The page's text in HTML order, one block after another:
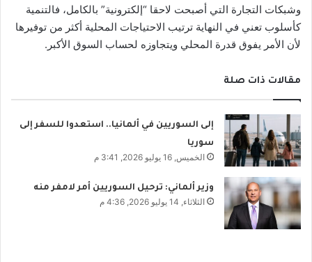
وشبكات التجارة التي أصبحت لاحقا “إلكترونية” بالكامل، فالتنمية
كأسلوب تعني في النهاية ترتيب الاحتياجات المحلية أكثر من توفيرها
لأن الأمر يفوق قدرة المحلي ويتجاوزه لحساب السوق الأكبر.
مقالات ذات صلة
إلى السوريين في ألمانيا.. استعدوا للسفر إلى
سوريا
الخميس, 16 يوليو 2026, 3:41 م
وزير ألماني: ترحيل السوريين أمر لامفر منه
الثلاثاء, 14 يوليو 2026, 4:36 م